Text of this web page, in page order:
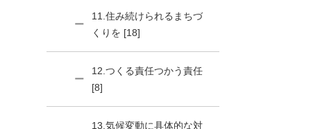
11.住み続けられるまちづ
くりを [18]
12.つくる責任つかう責任
[8]
13.気候変動に具体的な対